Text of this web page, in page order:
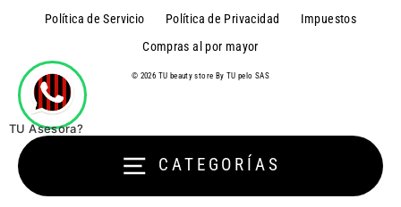
CATEGORÍAS
Política de Servicio
Política de Privacidad
Impuestos
Compras al por mayor
© 2026 TU beauty store By TU pelo SAS
TU Asesora?